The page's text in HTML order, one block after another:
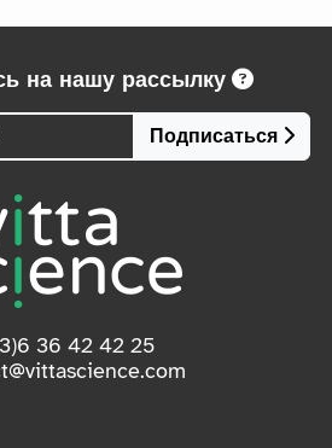
на нашу рассылку
Подписаться
36 42 42 25